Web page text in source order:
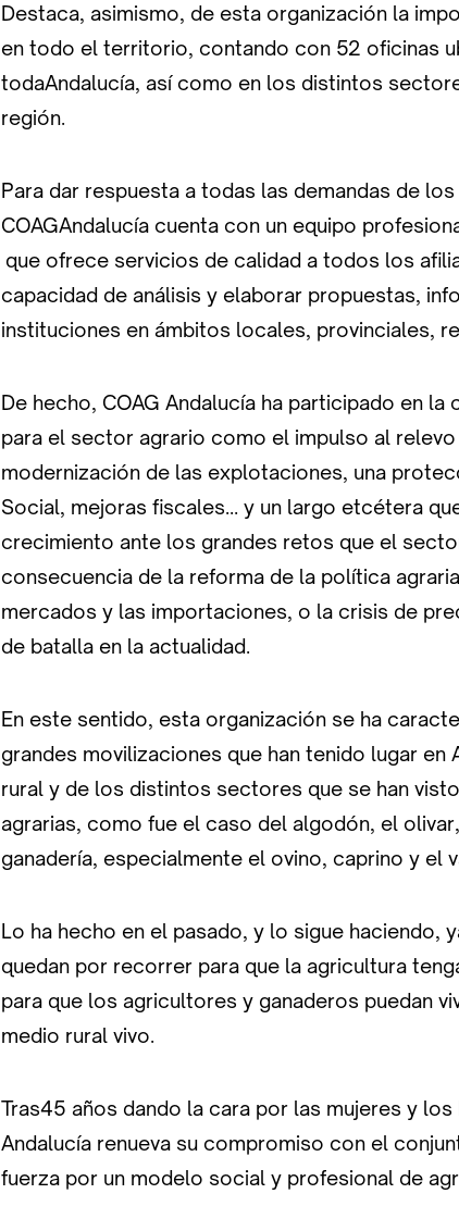
Destaca, asimismo, de esta organización la
en todo el territorio, contando con 52 oficinas
todaAndalucía, así como en los distintos
región.
Para dar respuesta a todas las demandas de
COAGAndalucía cuenta con un equipo
que ofrece servicios de calidad a todos los
capacidad de análisis y elaborar propuestas,
instituciones en ámbitos locales, provinciales,
De hecho, COAG Andalucía ha participado en
para el sector agrario como el impulso al
modernización de las explotaciones, una
Social, mejoras fiscales… y un largo etcétera
crecimiento ante los grandes retos que el
consecuencia de la reforma de la política
mercados y las importaciones, o la crisis de
de batalla en la actualidad.
En este sentido, esta organización se ha
grandes movilizaciones que han tenido lugar en
rural y de los distintos sectores que se han
agrarias, como fue el caso del algodón, el
ganadería, especialmente el ovino, caprino y el
Lo ha hecho en el pasado, y lo sigue haciendo,
quedan por recorrer para que la agricultura
para que los agricultores y ganaderos puedan
medio rural vivo.
Tras45 años dando la cara por las mujeres y
Andalucía renueva su compromiso con el
fuerza por un modelo social y profesional de